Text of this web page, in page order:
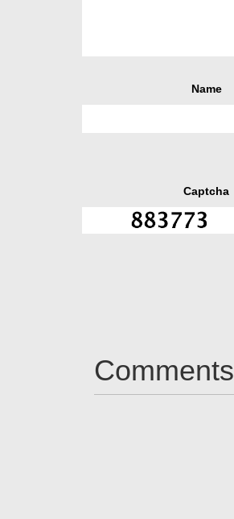
Name
Captcha
Comments